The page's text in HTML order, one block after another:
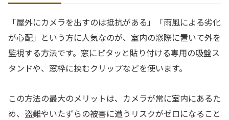
「屋外にカメラを出すのは抵抗がある」「雨風による劣化
が心配」という方に人気なのが、室内の窓際に置いて外を
監視する方法です。窓にピタッと貼り付ける専用の吸盤ス
タンドや、窓枠に挟むクリップなどを使います。
この方法の最大のメリットは、カメラが常に室内にあるた
め、盗難やいたずらの被害に遭うリスクがゼロになること